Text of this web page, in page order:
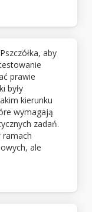
aby
prawie
były
kierunku
wymagają
zadań.
ramach
ale